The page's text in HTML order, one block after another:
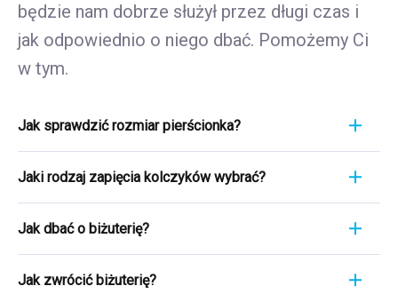
będzie nam dobrze służył przez długi czas i
jak odpowiednio o niego dbać. Pomożemy Ci
w tym.
Jak sprawdzić rozmiar pierścionka?
poznać jego rozmiar, weź linijkę i przyłóż ją
bezpośrednio do pierścionka, który aktualnie
nosisz. Ważne jest, aby skupić się na jego
Przykładowo, jeśli mierzysz 1,7 cm, oznacza to,
Jaki rodzaj zapięcia kolczyków wybrać?
uwagę wygodę, bezpieczeństwo i styl
kolczyków. Kolczyki srebrne zazwyczaj
posiadają klasyczne zaczepy, które są proste i
Jak dbać o biżuterię?
gustu, ale często także symbol ważnego
Jak zwrócić biżuterię?